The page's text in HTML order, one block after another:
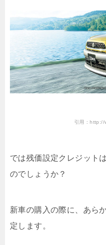
引用：http://
では残価設定クレジット
のでしょうか？
新車の購入の際に、あら
定します。